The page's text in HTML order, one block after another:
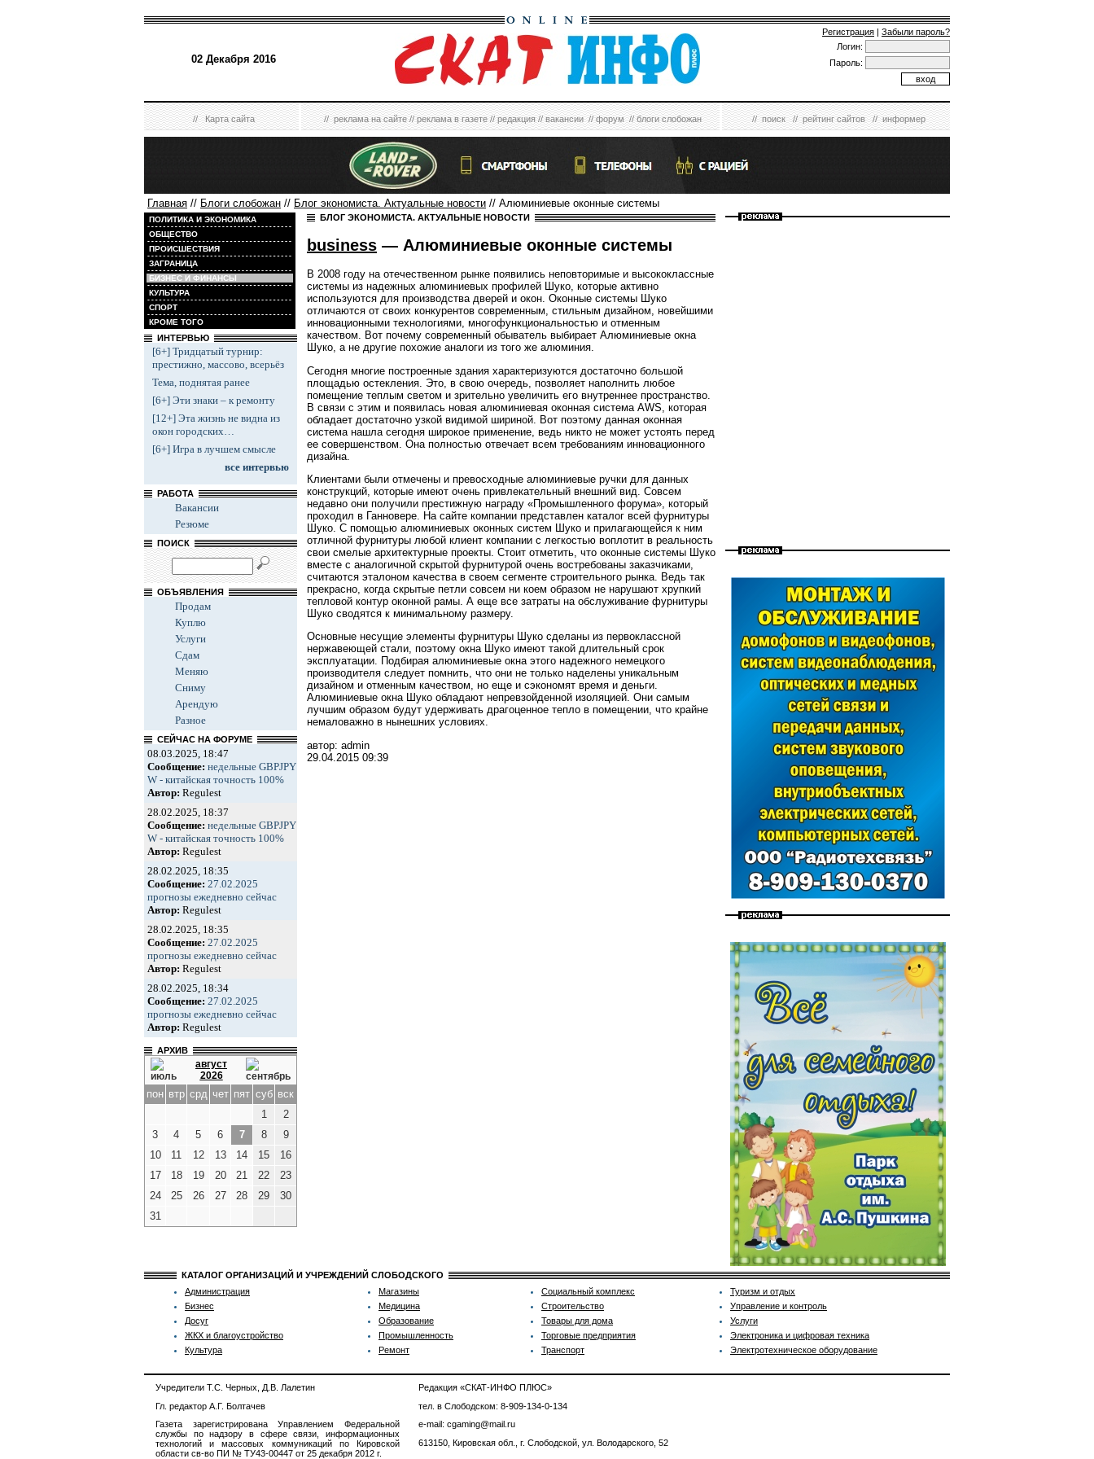
02 Декабря 2016
Регистрация | Забыли пароль?
Логин:
Пароль:
//Карта сайта //реклама на сайте//реклама в газете//редакция//вакансии//форум//блоги слобожан //поиск//рейтинг сайтов//информер
Главная // Блоги слобожан // Блог экономиста. Актуальные новости // Алюминиевые оконные системы
ПОЛИТИКА И ЭКОНОМИКА
ОБЩЕСТВО
ПРОИСШЕСТВИЯ
ЗАГРАНИЦА
БИЗНЕС И ФИНАНСЫ
КУЛЬТУРА
СПОРТ
КРОМЕ ТОГО
ИНТЕРВЬЮ
[6+] Тридцатый турнир:
престижно, массово, всерьёз
Тема, поднятая ранее
[6+] Эти знаки – к ремонту
[12+] Эта жизнь не видна из
окон городских…
[6+] Игра в лучшем смысле
все интервью
РАБОТА
Вакансии
Резюме
ПОИСК
ОБЪЯВЛЕНИЯ
Продам
Куплю
Услуги
Сдам
Меняю
Сниму
Арендую
Разное
СЕЙЧАС НА ФОРУМЕ
08.03.2025, 18:47
Сообщение: недельные GBPJPY
W - китайская точность 100%
Автор: Regulest
28.02.2025, 18:37
Сообщение: недельные GBPJPY
W - китайская точность 100%
Автор: Regulest
28.02.2025, 18:35
Сообщение: 27.02.2025
прогнозы ежедневно сейчас
Автор: Regulest
28.02.2025, 18:35
Сообщение: 27.02.2025
прогнозы ежедневно сейчас
Автор: Regulest
28.02.2025, 18:34
Сообщение: 27.02.2025
прогнозы ежедневно сейчас
Автор: Regulest
АРХИВ
август
2026
пон втр срд чет пят суб вск
1
2
3
4 5 6 7 8
9
10
11 12 13 14 15
16
17
18 19 20 21 22
23
24
25 26 27 28 29
30
31
БЛОГ ЭКОНОМИСТА. АКТУАЛЬНЫЕ НОВОСТИ
business — Алюминиевые оконные системы
В 2008 году на отечественном рынке появились неповторимые и высококлассные
системы из надежных алюминиевых профилей Шуко, которые активно
используются для производства дверей и окон. Оконные системы Шуко
отличаются от своих конкурентов современным, стильным дизайном, новейшими
инновационными технологиями, многофункциональностью и отменным
качеством. Вот почему современный обыватель выбирает Алюминиевые окна
Шуко, а не другие похожие аналоги из того же алюминия.
Сегодня многие построенные здания характеризуются достаточно большой
площадью остекления. Это, в свою очередь, позволяет наполнить любое
помещение теплым светом и зрительно увеличить его внутреннее пространство.
В связи с этим и появилась новая алюминиевая оконная система AWS, которая
обладает достаточно узкой видимой шириной. Вот поэтому данная оконная
система нашла сегодня широкое применение, ведь никто не может устоять перед
ее совершенством. Она полностью отвечает всем требованиям инновационного
дизайна.
Клиентами были отмечены и превосходные алюминиевые ручки для данных
конструкций, которые имеют очень привлекательный внешний вид. Совсем
недавно они получили престижную награду «Промышленного форума», который
проходил в Ганновере. На сайте компании представлен каталог всей фурнитуры
Шуко. С помощью алюминиевых оконных систем Шуко и прилагающейся к ним
отличной фурнитуры любой клиент компании с легкостью воплотит в реальность
свои смелые архитектурные проекты. Стоит отметить, что оконные системы Шуко
вместе с аналогичной скрытой фурнитурой очень востребованы заказчиками,
считаются эталоном качества в своем сегменте строительного рынка. Ведь так
прекрасно, когда скрытые петли совсем ни коем образом не нарушают хрупкий
тепловой контур оконной рамы. А еще все затраты на обслуживание фурнитуры
Шуко сводятся к минимальному размеру.
Основные несущие элементы фурнитуры Шуко сделаны из первоклассной
нержавеющей стали, поэтому окна Шуко имеют такой длительный срок
эксплуатации. Подбирая алюминиевые окна этого надежного немецкого
производителя следует помнить, что они не только наделены уникальным
дизайном и отменным качеством, но еще и сэкономят время и деньги.
Алюминиевые окна Шуко обладают непревзойденной изоляцией. Они самым
лучшим образом будут удерживать драгоценное тепло в помещении, что крайне
немаловажно в нынешних условиях.
автор: admin
29.04.2015 09:39
КАТАЛОГ ОРГАНИЗАЦИЙ И УЧРЕЖДЕНИЙ СЛОБОДСКОГО
Администрация
Бизнес
Досуг
ЖКХ и благоустройство
Культура
Магазины
Медицина
Образование
Промышленность
Ремонт
Социальный комплекс
Строительство
Товары для дома
Торговые предприятия
Транспорт
Туризм и отдых
Управление и контроль
Услуги
Электроника и цифровая техника
Электротехническое оборудование
Учредители Т.С. Черных, Д.В. Лалетин
Гл. редактор А.Г. Болтачев
Газета зарегистрирована Управлением Федеральной
службы по надзору в сфере связи, информационных
технологий и массовых коммуникаций по Кировской
области св-во ПИ № ТУ43-00447 от 25 декабря 2012 г.
Редакция «СКАТ-ИНФО ПЛЮС»
тел. в Слободском: 8-909-134-0-134
e-mail: cgaming@mail.ru
613150, Кировская обл., г. Слободской, ул. Володарского, 52